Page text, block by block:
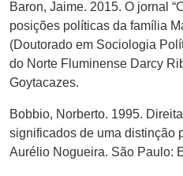
Baron, Jaime. 2015. O jornal
posições políticas da família
(Doutorado em Sociologia
do Norte Fluminense Darcy
Goytacazes.
Bobbio, Norberto. 1995.
significados de uma distinção
Aurélio Nogueira. São Paulo: